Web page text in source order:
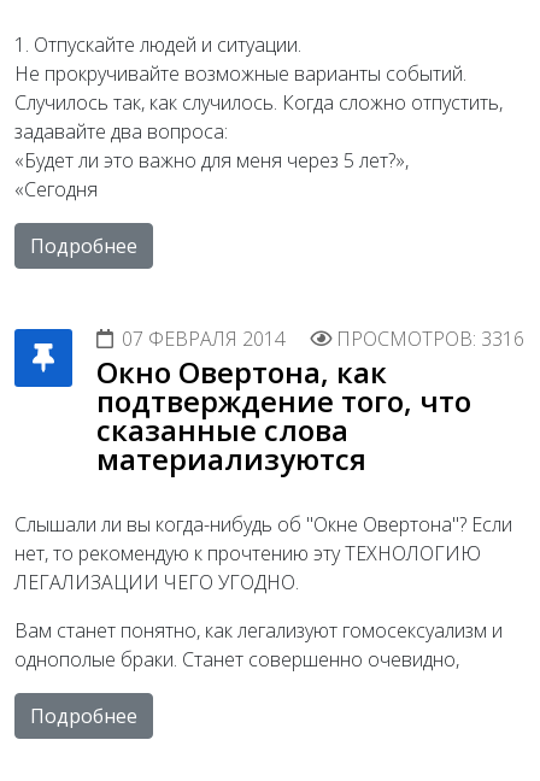
1. Отпускайте людей и ситуации.
Не прокручивайте возможные варианты событий.
Случилось так, как случилось. Когда сложно отпустить,
задавайте два вопроса:
«Будет ли это важно для меня через 5 лет?»,
«Сегодня
Подробнее
07 ФЕВРАЛЯ 2014 ПРОСМОТРОВ: 3316
Окно Овертона, как
подтверждение того, что
сказанные слова
материализуются
Слышали ли вы когда-нибудь об "Окне Овертона"? Если
нет, то рекомендую к прочтению эту ТЕХНОЛОГИЮ
ЛЕГАЛИЗАЦИИ ЧЕГО УГОДНО.
Вам станет понятно, как легализуют гомосексуализм и
однополые браки. Станет совершенно очевидно,
Подробнее